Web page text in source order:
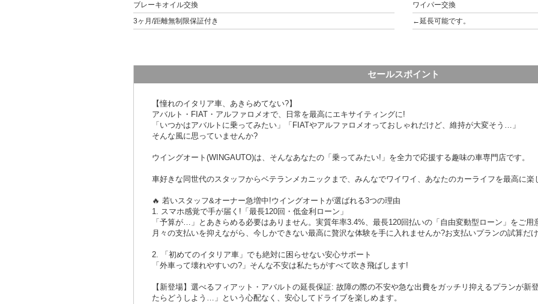
ブレーキオイル交換
3ヶ月/距離無制限保証付き
ワイパー交換
←延長可能です。
セールスポイント
【憧れのイタリア車、あきらめてない?】
アバルト・FIAT・アルファロメオで、日常を最高にエキサイティングに!
「いつかはアバルトに乗ってみたい」「FIATやアルファロメオっておしゃれだけど、維持が大変そう…」
そんな風に思っていませんか?
ウイングオート(WINGAUTO)は、そんなあなたの「乗ってみたい!」を全力で応援する趣味の車専門店です。
車好きな同世代のスタッフからベテランメカニックまで、みんなでワイワイ、あなたのカーライフを最高に楽
🔥 若いスタッフ&オーナー急増中!ウイングオートが選ばれる3つの理由
1. スマホ感覚で手が届く!「最長120回・低金利ローン」
「予算が…」とあきらめる必要はありません。実質年率3.4%、最長120回払いの「自由変動型ローン」をご用
月々の支払いを抑えながら、今しかできない最高に贅沢な体験を手に入れませんか?お支払いプランの試算だ
2. 「初めてのイタリア車」でも絶対に困らせない安心サポート
「外車って壊れやすいの?」そんな不安は私たちがすべて吹き飛ばします!
【新登場】選べるフィアット・アバルトの延長保証: 故障の際の不安や急な出費をガッチリ抑えるプランが新
たらどうしよう…」という心配なく、安心してドライブを楽しめます。